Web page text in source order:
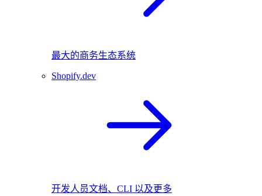
最大的商务生态系统
Shopify.dev
开发人员文档、CLI 以及更多